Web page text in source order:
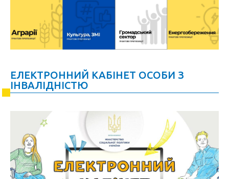
ЕЛЕКТРОННИЙ КАБІНЕТ ОСОБИ З
ІНВАЛІДНІСТЮ